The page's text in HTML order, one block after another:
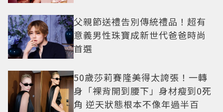
父親節送禮告別傳統禮品！超有
意義男性珠寶成新世代爸爸時尚
首選
50歲莎莉賽隆美得太誇張！一轉
身「裸背開到腰下」身材瘦到0死
角 逆天狀態根本不像年過半百